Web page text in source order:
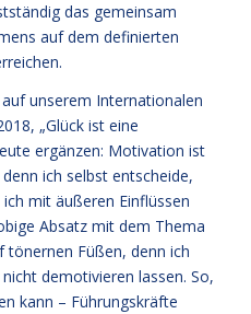
das gemeinsam
auf dem definierten
unserem Internationalen
„Glück ist eine
ergänzen: Motivation ist
ich selbst entscheide,
mit äußeren Einflüssen
Absatz mit dem Thema
tönernen Füßen, denn ich
demotivieren lassen. So,
kann – Führungskräfte